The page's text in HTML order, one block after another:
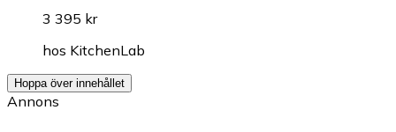
3 395 kr
hos KitchenLab
Hoppa över innehållet
Annons